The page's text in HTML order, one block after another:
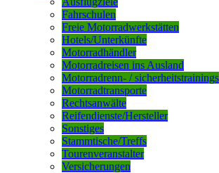
Fahrschulen
Freie Motorradwerkstätten
Hotels/Unterkünfte
Motorradhändler
Motorradreisen ins Ausland
Motorradrenn- / sicherheitstrainings
Motorradtransporte
Rechtsanwälte
Reifendienste/Hersteller
Sonstiges
Stammtische/Treffs
Tourenveranstalter
Versicherungen